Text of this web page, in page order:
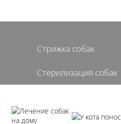
Стрижка собак
Стерилизация собак